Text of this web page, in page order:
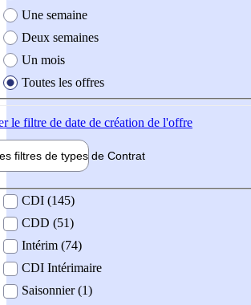
Une semaine
Deux semaines
Un mois
Toutes les offres
le filtre de date de création de l'offre
filtres de types de Contrat
contrat
CDI (145)
CDD (51)
Intérim (74)
CDI Intérimaire
Saisonnier (1)